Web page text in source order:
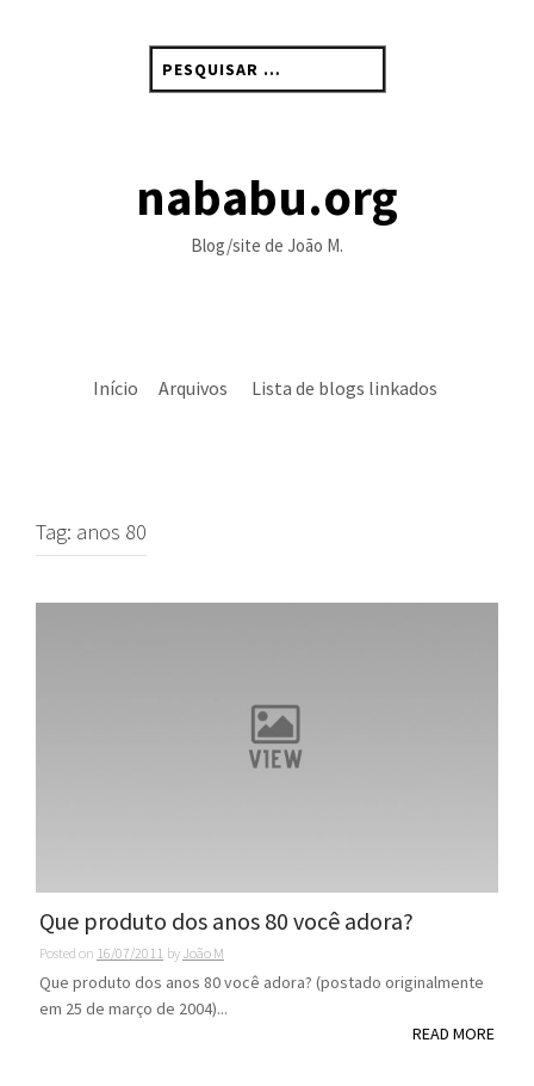
por:
nababu.org
Blog/site de João M.
Início Arquivos Lista de blogs linkados
Tag: anos 80
Que produto dos anos 80 você adora?
Posted on 16/07/2011 by João M
Que produto dos anos 80 você adora? (postado originalmente
em 25 de março de 2004)...
READ MORE